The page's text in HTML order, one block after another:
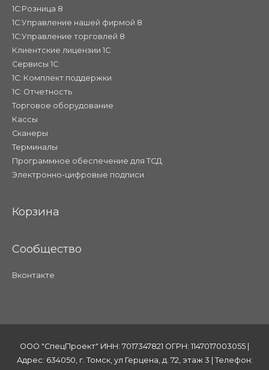
1С:Розница 8
1С:Управление нашей фирмой 8
1С:Управление торговлей 8
Клиентские лицензии 1С
Сервисы 1С
1С: Комплект поддержки
1С: Отчетность
Торговое оборудование
Кассы
Сканеры
Терминалы
Программное обеспечение для ТСД
Электронно-цифровые подписи
Корзина
Сообщество
Вконтакте
ООО "СпецПроект" ИНН: 7017347821 ОГРН: 1147017003055 |
Адрес: 634050, г. Томск, ул Герцена, д. 72, этаж 3 | Телефон: